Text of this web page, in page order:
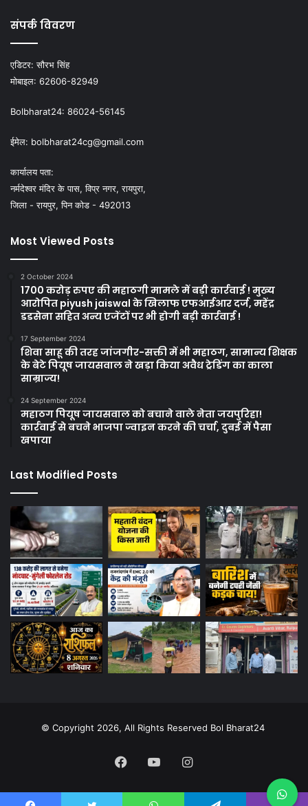
संपर्क विवरण
एडिटर:सौरभ सिंह
मोबाइल: 62606-82949
Bolbharat24: 86024-56145
ईमेल: bolbharat24cg@gmail.com
कार्यालय पता:
नर्मदेश्वर मंदिर के पास, विप्र नगर, रायपुरा,
जिला - रायपुर, पिन कोड - 492013
Most Viewed Posts
2 October 2024
1700 करोड़ रुपए की महाठगी मामले में बड़ी कार्रवाई ! मुख्य
आरोपित piyush jaiswal के खिलाफ एफआईआर दर्ज, महेंद्र
डडसेना सहित अन्य एजेंटों पर भी होगी बड़ी कार्रवाई !
17 September 2024
शिवा साहू की तरह जांजगीर-सक्ती में भी महाठग, सामान्य शिक्षक
के बेटे पियूष जायसवाल ने खड़ा किया अवैध ट्रेडिंग का काला
साम्राज्य!
24 September 2024
महाठग पियूष जायसवाल को बचाने वाले नेता जयपुरिहा!
कार्रवाई से बचने भाजपा ज्वाइन करने की चर्चा, दुबई में पैसा
खपाया
Last Modified Posts
© Copyright 2026, All Rights Reserved Bol Bharat24
Facebook
YouTubeInstagram